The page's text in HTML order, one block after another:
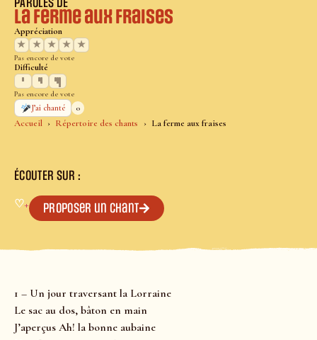
Accueil Répertoire des chants La ferme aux fraises
La ferme aux fraises
Appréciation
★
★ ★ ★ ★
Pas encore de vote
Difficulté
Pas encore de vote
J’ai chanté
0
ÉCOUTER SUR :
♡+ Proposer un chant
1 – Un jour traversant la Lorraine
Le sac au dos, bâton en main
J’aperçus Ah! la bonne aubaine